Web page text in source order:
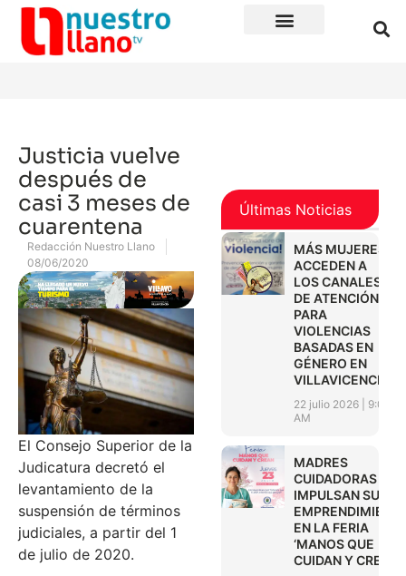
Justicia vuelve
después de
casi 3 meses de
cuarentena
Redacción Nuestro Llano
08/06/2020
El Consejo Superior de la
Judicatura decretó el
levantamiento de la
suspensión de términos
judiciales, a partir del 1
de julio de 2020.
Últimas Noticias
MÁS MUJERES
ACCEDEN A
LOS CANALES
DE ATENCIÓN
PARA
VIOLENCIAS
BASADAS EN
GÉNERO EN
VILLAVICENCIO
22 julio 2026
9:01
AM
MADRES
CUIDADORAS
IMPULSAN SUS
EN LA FERIA
‘MANOS QUE
CUIDAN Y CREAN’